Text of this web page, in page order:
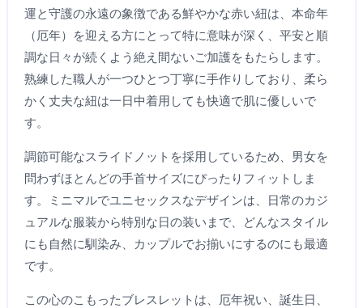
運と守護の永遠の象徴である鮮やかな赤い紐は、本命年
（厄年）を迎える方にとって特に意味が深く、平安と順
調な日々が続くよう絶え間ないご加護をもたらします。
熟練した職人が一つひとつ丁寧に手作りしており、柔ら
かく丈夫な紐は一日中着用しても快適で肌に優しいで
す。
調節可能なスライドノットを採用しているため、男女を
問わずほとんどの手首サイズにぴったりフィットしま
す。ミニマルでユニセックスなデザインは、日常のカジ
ュアルな服装から特別な日の装いまで、どんなスタイル
にも自然に馴染み、カップルでお揃いにするのにも最適
です。
この心のこもったブレスレットは、厄年祝い、誕生日、